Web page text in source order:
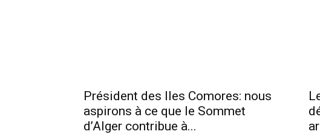
Président des Iles Comores: nous
aspirons à ce que le Sommet
d’Alger contribue à...